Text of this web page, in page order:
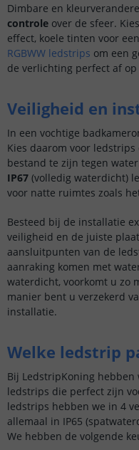
Dimbare en
controle over de sfeer.
effect, koele tinten voor
RGBWW ledstrips om een
de verlichting perfect af
Veiligheid en
In een vochtige
Kies daarom voor
bestand te zijn tegen
IP67 (volledig waterdicht)
voor natte ruimtes zoals
Besteed bij de installatie
veiligheid en de juiste
aansluitpunten van de
aanraking komen met
waterdicht, voorkomt u zo
manier bent u verzekerd
installatie.
Welke ledstrip
Bij LedstripKoning
ledstrips die perfect zijn
ledstrips hebben we in 4
allemaal in IP65
We hebben de volgende